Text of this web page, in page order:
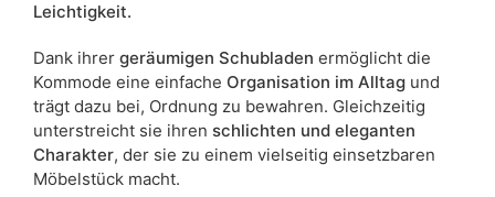
Schranktyp
ean13 5905723928813
Liefertermin: 11 Werktage
Aufgrund des Produktionsprozesses und der
Materialeigenschaften sind Maßabweichungen von +/- 2–3 cm
Leichtigkeit.
Dank ihrer geräumigen Schubladen ermöglicht die
Kommode eine einfache Organisation im Alltag und
trägt dazu bei, Ordnung zu bewahren. Gleichzeitig
unterstreicht sie ihren schlichten und eleganten
Charakter, der sie zu einem vielseitig einsetzbaren
Möbelstück macht.